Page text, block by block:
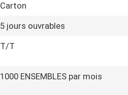
Carton
5 jours ouvrables
T/T
1000 ENSEMBLES par mois